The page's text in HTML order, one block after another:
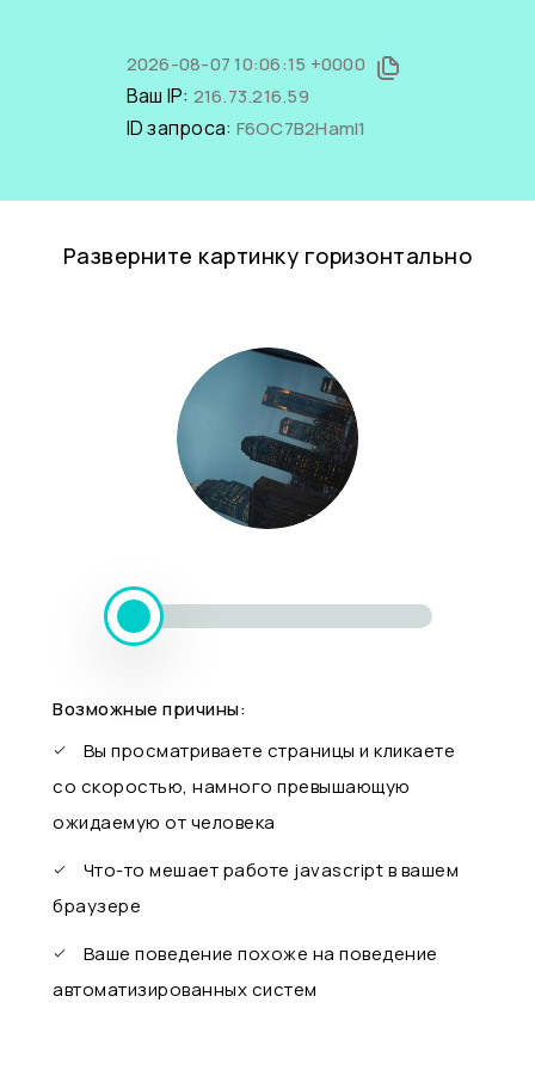
2026-08-07 10:06:15 +0000
Ваш IP: 216.73.216.59
ID запроса: F6OC7B2HamI1
Разверните картинку горизонтально
Возможные причины:
Вы просматриваете страницы и кликаете
со скоростью, намного превышающую
ожидаемую от человека
Что-то мешает работе javascript в вашем
браузере
Ваше поведение похоже на поведение
автоматизированных систем